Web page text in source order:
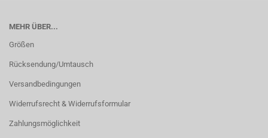
MEHR ÜBER...
Größen
Rücksendung/Umtausch
Versandbedingungen
Widerrufsrecht & Widerrufsformular
Zahlungsmöglichkeit